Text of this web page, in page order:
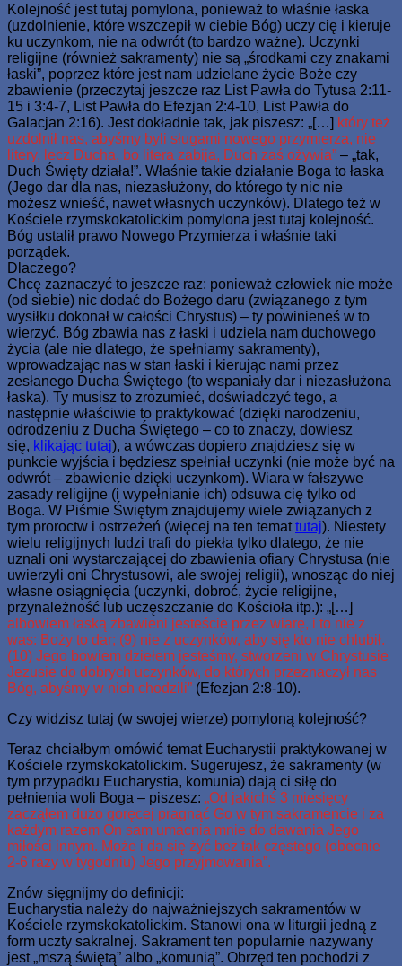
Kolejność jest tutaj pomylona, ponieważ to właśnie łaska
(uzdolnienie, które wszczepił w ciebie Bóg) uczy cię i kieruje
ku uczynkom, nie na odwrót (to bardzo ważne). Uczynki
religijne (również sakramenty) nie są „środkami czy znakami
łaski”, poprzez które jest nam udzielane życie Boże czy
zbawienie (przeczytaj jeszcze raz List Pawła do Tytusa 2:11-
15 i 3:4-7, List Pawła do Efezjan 2:4-10, List Pawła do
Galacjan 2:16). Jest dokładnie tak, jak piszesz: „[…] który też
uzdolnił nas, abyśmy byli sługami nowego przymierza, nie
litery, lecz Ducha, bo litera zabija, Duch zaś ożywia” – „tak,
Duch Święty działa!”. Właśnie takie działanie Boga to łaska
(Jego dar dla nas, niezasłużony, do którego ty nic nie
możesz wnieść, nawet własnych uczynków). Dlatego też w
Kościele rzymskokatolickim pomylona jest tutaj kolejność.
Bóg ustalił prawo Nowego Przymierza i właśnie taki
porządek.
Dlaczego?
Chcę zaznaczyć to jeszcze raz: ponieważ człowiek nie może
(od siebie) nic dodać do Bożego daru (związanego z tym
wysiłku dokonał w całości Chrystus) – ty powinieneś w to
wierzyć. Bóg zbawia nas z łaski i udziela nam duchowego
życia (ale nie dlatego, że spełniamy sakramenty),
wprowadzając nas w stan łaski i kierując nami przez
zesłanego Ducha Świętego (to wspaniały dar i niezasłużona
łaska). Ty musisz to zrozumieć, doświadczyć tego, a
następnie właściwie to praktykować (dzięki narodzeniu,
odrodzeniu z Ducha Świętego – co to znaczy, dowiesz
się, klikając tutaj), a wówczas dopiero znajdziesz się w
punkcie wyjścia i będziesz spełniał uczynki (nie może być na
odwrót – zbawienie dzięki uczynkom). Wiara w fałszywe
zasady religijne (i wypełnianie ich) odsuwa cię tylko od
Boga. W Piśmie Świętym znajdujemy wiele związanych z
tym proroctw i ostrzeżeń (więcej na ten temattutaj). Niestety
wielu religijnych ludzi trafi do piekła tylko dlatego, że nie
uznali oni wystarczającej do zbawienia ofiary Chrystusa (nie
uwierzyli oni Chrystusowi, ale swojej religii), wnosząc do niej
własne osiągnięcia (uczynki, dobroć, życie religijne,
przynależność lub uczęszczanie do Kościoła itp.): „[…]
albowiem łaską zbawieni jesteście przez wiarę, i to nie z
was: Boży to dar; (9) nie z uczynków, aby się kto nie chlubił.
(10) Jego bowiem dziełem jesteśmy, stworzeni w Chrystusie
Jezusie do dobrych uczynków, do których przeznaczył nas
Bóg, abyśmy w nich chodzili” (Efezjan 2:8-10).
Czy widzisz tutaj (w swojej wierze) pomyloną kolejność?
Teraz chciałbym omówić temat Eucharystii praktykowanej w
Kościele rzymskokatolickim. Sugerujesz, że sakramenty (w
tym przypadku Eucharystia, komunia) dają ci siłę do
pełnienia woli Boga – piszesz: „Od jakichś 3 miesięcy
zacząłem dużo goręcej pragnąć Go w tym sakramencie i za
każdym razem On sam umacnia mnie do dawania Jego
miłości innym. Może i da się żyć bez tak częstego (obecnie
2-6 razy w tygodniu) Jego przyjmowania”.
Znów sięgnijmy do definicji:
Eucharystia należy do najważniejszych sakramentów w
Kościele rzymskokatolickim. Stanowi ona w liturgii jedną z
form uczty sakralnej. Sakrament ten popularnie nazywany
jest „mszą świętą” albo „komunią”. Obrzęd ten pochodzi z